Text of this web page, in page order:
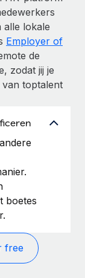
alle lokale
Employer of
de
zodat jij je
toptalent
boetes
free